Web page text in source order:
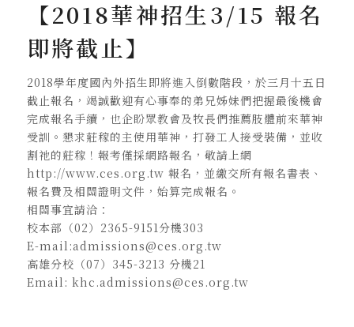
【2018華神招生3/15 報名
即將截止】
2018學年度國內外招生即將進入倒數階段，於三月十五日
截止報名，竭誠歡迎有心事奉的弟兄姊妹們把握最後機會
完成報名手續，也企盼眾教會及牧長們推薦肢體前來華神
受訓。懇求莊稼的主使用華神，打發工人接受裝備，並收
割祂的莊稼！報考僅採網路報名，敬請上網
http://www.ces.org.tw 報名，並繳交所有報名書表、
報名費及相關證明文件，始算完成報名。
相關事宜請洽：
校本部（02）2365-9151分機303
E-mail:admissions@ces.org.tw
高雄分校（07）345-3213 分機21
Email: khc.admissions@ces.org.tw